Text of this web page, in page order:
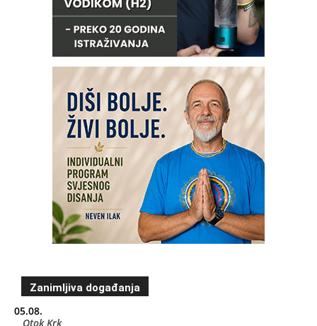
Zanimljiva događanja
05.08.
Otok Krk